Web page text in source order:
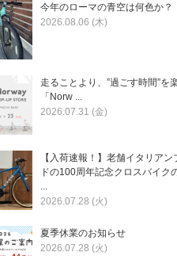
今年のローマの青空は何色か？
2026.08.06 (木)
走ることより、”過ごす時間”を
「Norw ...
2026.07.31 (金)
【入荷速報！】老舗イタリアン
ドの100周年記念クロスバイク
...
2026.07.28 (火)
夏季休業のお知らせ
2026.07.28 (火)